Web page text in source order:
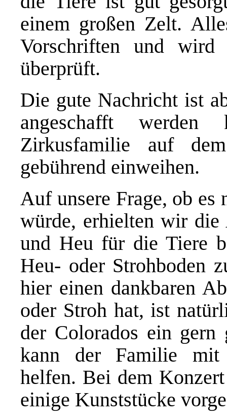
einem großen Zelt.
Vorschriften und wird
überprüft.
Die gute Nachricht ist
angeschafft
Zirkusfamilie auf
gebührend einweihen.
Auf unsere Frage, ob es
würde, erhielten wir die
und Heu für die Tiere
Heu- oder Strohboden
hier einen dankbaren
oder Stroh hat, ist
der Colorados ein
kann der Familie mit
helfen. Bei dem
einige Kunststücke